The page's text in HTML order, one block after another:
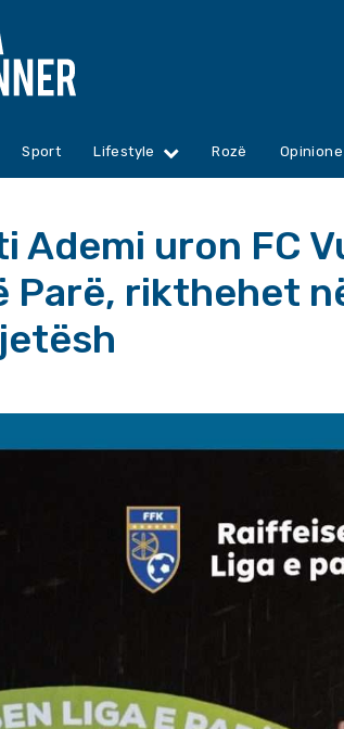
Sport Lifestyle Rozë Opinione
Ademi uron FC
Parë, rikthehet